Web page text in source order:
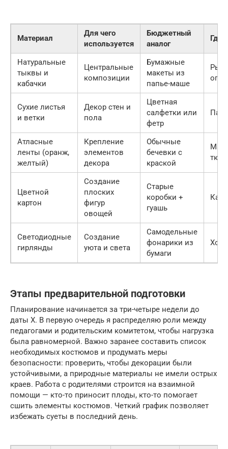
Материал
Для чего
используется
Бюджетный
аналог
Где
Натуральные
тыквы и
кабачки
Центральные
композиции
Бумажные
макеты из
папье-маше
Сухие листья
и ветки
Декор стен и
пола
Цветная
салфетки или
фетр
Атласные
ленты (оранж,
желтый)
Крепление
элементов
декора
Обычные
бечевки с
краской
Цветной
картон
Создание
плоских
фигур
овощей
Старые
коробки +
гуашь
Светодиодные
гирлянды
Создание
уюта и света
Самодельные
фонарики из
бумаги
Этапы предварительной подготовки
Планирование начинается за три-четыре недели до
даты X. В первую очередь я распределяю роли между
педагогами и родительским комитетом, чтобы нагрузка
была равномерной. Важно заранее составить список
необходимых костюмов и продумать меры
безопасности: проверить, чтобы декорации были
устойчивыми, а природные материалы не имели острых
краев. Работа с родителями строится на взаимной
помощи — кто-то приносит плоды, кто-то помогает
сшить элементы костюмов. Четкий график позволяет
избежать суеты в последний день.